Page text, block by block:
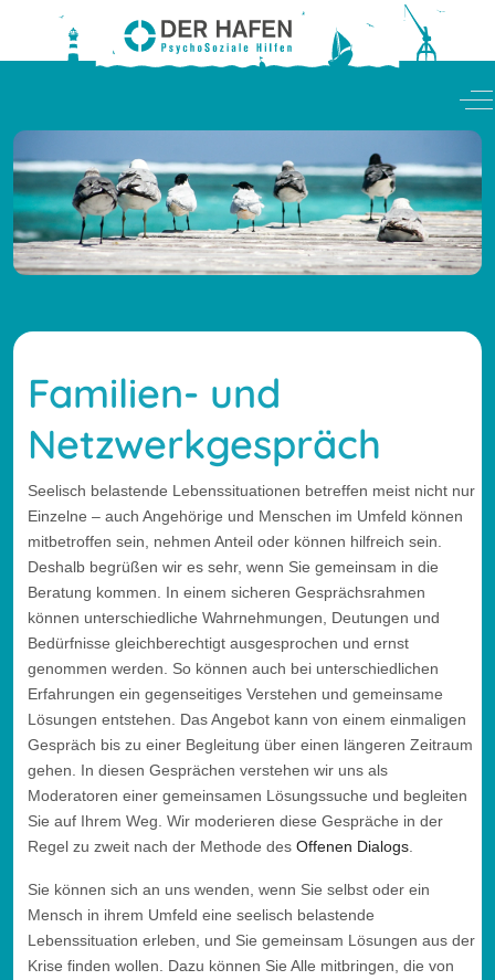
Familien- und
Netzwerkgespräch
Seelisch belastende Lebenssituationen betreffen meist nicht nur
Einzelne – auch Angehörige und Menschen im Umfeld können
mitbetroffen sein, nehmen Anteil oder können hilfreich sein.
Deshalb begrüßen wir es sehr, wenn Sie gemeinsam in die
Beratung kommen. In einem sicheren Gesprächsrahmen
können unterschiedliche Wahrnehmungen, Deutungen und
Bedürfnisse gleichberechtigt ausgesprochen und ernst
genommen werden. So können auch bei unterschiedlichen
Erfahrungen ein gegenseitiges Verstehen und gemeinsame
Lösungen entstehen. Das Angebot kann von einem einmaligen
Gespräch bis zu einer Begleitung über einen längeren Zeitraum
gehen. In diesen Gesprächen verstehen wir uns als
Moderatoren einer gemeinsamen Lösungssuche und begleiten
Sie auf Ihrem Weg. Wir moderieren diese Gespräche in der
Regel zu zweit nach der Methode des Offenen Dialogs
Sie können sich an uns wenden, wenn Sie selbst oder ein
Mensch in ihrem Umfeld eine seelisch belastende
Lebenssituation erleben, und Sie gemeinsam Lösungen aus der
Krise finden wollen. Dazu können Sie Alle mitbringen, die von